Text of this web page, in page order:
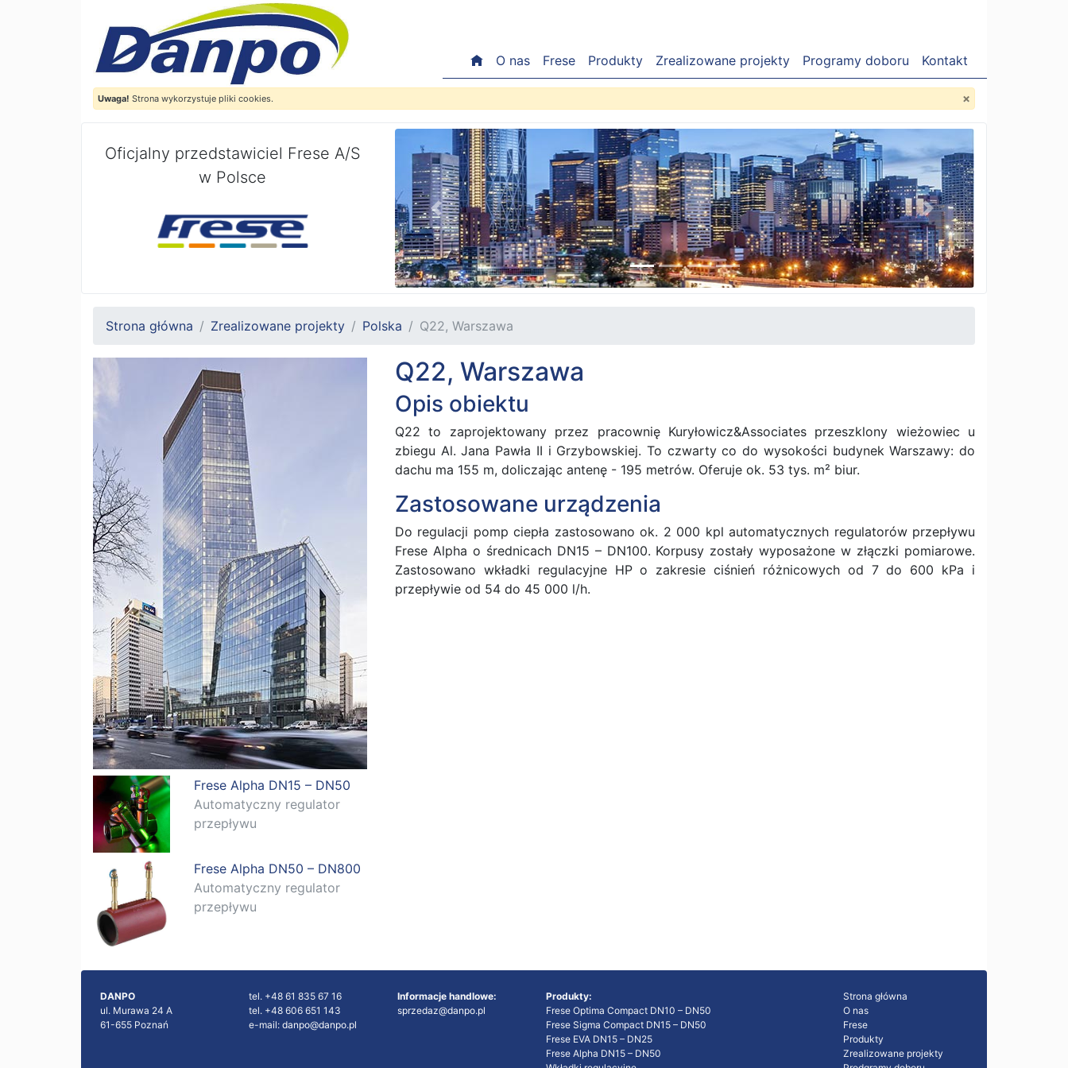
O nas Frese Produkty Zrealizowane projekty Programy doboru Kontakt
Uwaga! Strona wykorzystuje pliki cookies. ×
Oficjalny przedstawiciel Frese A/S
w Polsce
Previous Next
Strona główna Zrealizowane projekty Polska Q22, Warszawa
Frese Alpha DN15 – DN50
Automatyczny regulator
przepływu
Frese Alpha DN50 – DN800
Automatyczny regulator
przepływu
Q22, Warszawa
Opis obiektu
Q22 to zaprojektowany przez pracownię Kuryłowicz&Associates przeszklony wieżowiec u
zbiegu Al. Jana Pawła II i Grzybowskiej. To czwarty co do wysokości budynek Warszawy: do
dachu ma 155 m, doliczając antenę - 195 metrów. Oferuje ok. 53 tys. m² biur.
Zastosowane urządzenia
Do regulacji pomp ciepła zastosowano ok. 2 000 kpl automatycznych regulatorów przepływu
Frese Alpha o średnicach DN15 – DN100. Korpusy zostały wyposażone w złączki pomiarowe.
Zastosowano wkładki regulacyjne HP o zakresie ciśnień różnicowych od 7 do 600 kPa i
przepływie od 54 do 45 000 l/h.
DANPO
ul. Murawa 24 A
61-655 Poznań
tel. +48 61 835 67 16
tel. +48 606 651 143
e-mail: danpo@danpo.pl
Informacje handlowe:
sprzedaz@danpo.pl
Produkty:
Frese Optima Compact DN10 – DN50
Frese Sigma Compact DN15 – DN50
Frese EVA DN15 – DN25
Frese Alpha DN15 – DN50
Strona główna
O nas
Frese
Produkty
Zrealizowane projekty